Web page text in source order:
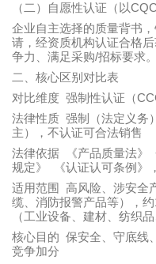
（二）自愿性认证（以CQC
企业自主选择的质量背书
请，经资质机构认证合格
争力、满足采购/招标要求。
二、核心区别对比表
对比维度 强制性认证（
法律性质 强制（法定义务
主），不认证可合法销售
法律依据
《产品质量法
规定》
《认证认可条例》
适用范围
高风险、涉安全
缆、消防报警产品等），约
（工业设备、建材、纺织
核心目的 保安全、守底线
竞争加分